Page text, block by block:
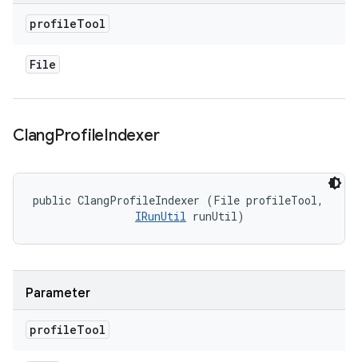
profileTool
File
ClangProfileIndexer
public ClangProfileIndexer (File profileTool,
IRunUtil runUtil)
Parameter
profileTool